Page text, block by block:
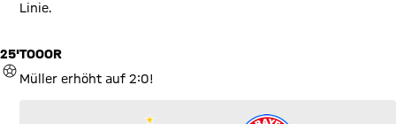
Linie.
25'
TOR
TOOOR
Müller erhöht auf 2:0!